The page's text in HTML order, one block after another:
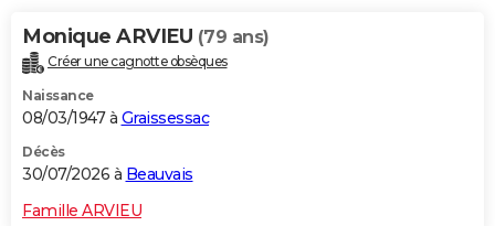
Alimentation
Guide de la santé
Maladies
Médicaments
Sommeil
VOYAGE
Destinations
City break
Voyage nature
Voyage de noces
Forum
Climat
+PHOTO
GUIDES D'ACHAT
Monique ARVIEU (79 ans)
Créer une cagnotte obsèques
Naissance
08/03/1947 à Graissessac
Décès
30/07/2026 à Beauvais
Famille ARVIEU